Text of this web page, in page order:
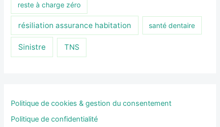
reste à charge zéro
résiliation assurance habitation santé dentaire
Sinistre TNS
Politique de cookies & gestion du consentement
Politique de confidentialité